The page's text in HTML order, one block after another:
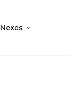
Nexos